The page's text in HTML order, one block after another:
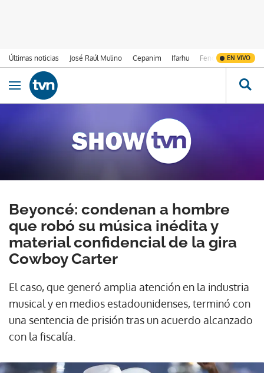
Últimas noticias José Raúl Mulino Cepanim Ifarhu Fenómeno de El
EN VIVO
Ir al contenido
Obrir navegació
Beyoncé: condenan a hombre
que robó su música inédita y
material confidencial de la gira
Cowboy Carter
El caso, que generó amplia atención en la industria
musical y en medios estadounidenses, terminó con
una sentencia de prisión tras un acuerdo alcanzado
con la fiscalía.